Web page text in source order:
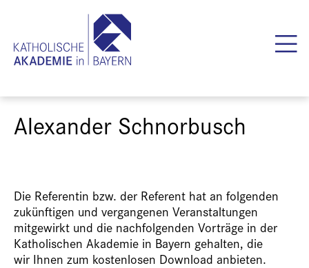
Alexander Schnorbusch
Die Referentin bzw. der Referent hat an folgenden
zukünftigen und vergangenen Veranstaltungen
mitgewirkt und die nachfolgenden Vorträge in der
Katholischen Akademie in Bayern gehalten, die
wir Ihnen zum kostenlosen Download anbieten.